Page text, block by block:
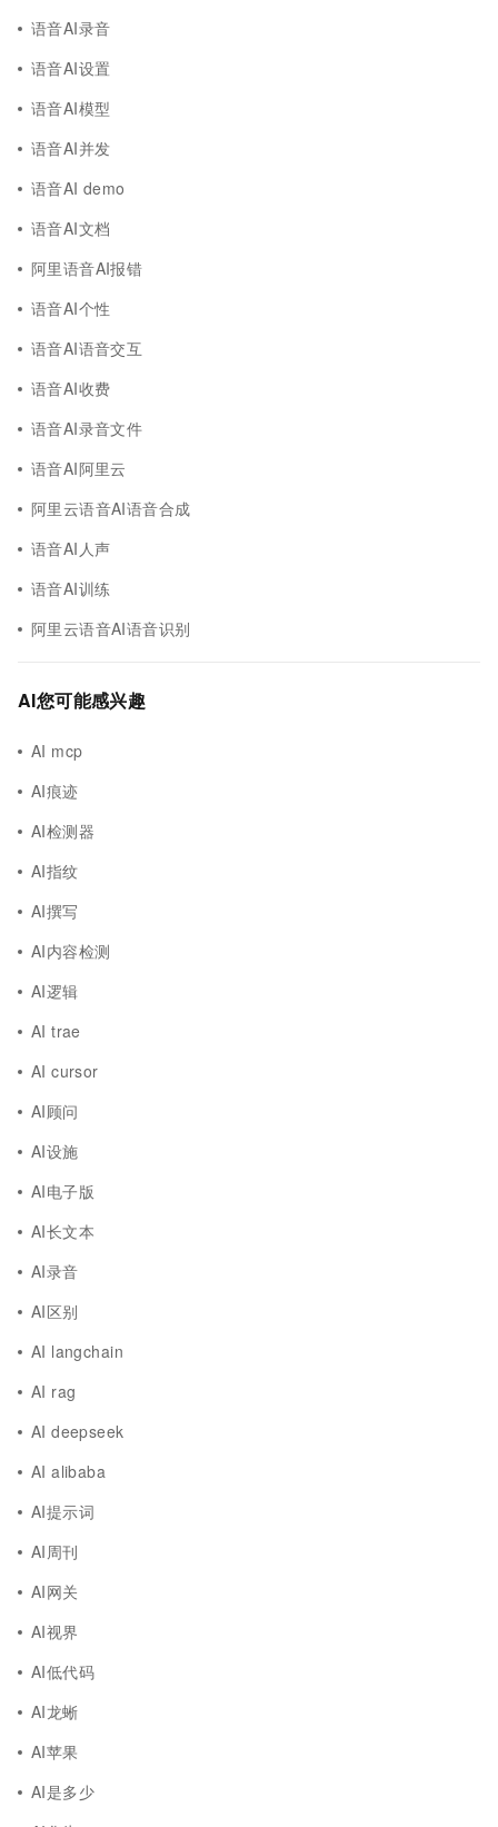
语音AI录音
语音AI设置
语音AI模型
语音AI并发
语音AI demo
语音AI文档
阿里语音AI报错
语音AI个性
语音AI语音交互
语音AI收费
语音AI录音文件
语音AI阿里云
阿里云语音AI语音合成
语音AI人声
语音AI训练
阿里云语音AI语音识别
AI您可能感兴趣
AI mcp
AI痕迹
AI检测器
AI指纹
AI撰写
AI内容检测
AI逻辑
AI trae
AI cursor
AI顾问
AI设施
AI电子版
AI长文本
AI录音
AI区别
AI langchain
AI rag
AI deepseek
AI alibaba
AI提示词
AI周刊
AI网关
AI视界
AI低代码
AI龙蜥
AI苹果
AI是多少